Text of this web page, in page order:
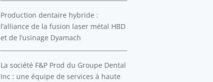
Production dentaire hybride :
l’alliance de la fusion laser métal HBD
et de l’usinage Dyamach
La société F&P Prod du Groupe Dental
Inc : une équipe de services à haute